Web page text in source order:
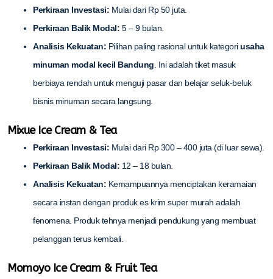
Perkiraan Investasi: Mulai dari Rp 50 juta.
Perkiraan Balik Modal: 5 – 9 bulan.
Analisis Kekuatan: Pilihan paling rasional untuk kategoriusaha
minuman modal kecil Bandung . Ini adalah tiket masuk
berbiaya rendah untuk menguji pasar dan belajar seluk-beluk
bisnis minuman secara langsung.
Mixue Ice Cream & Tea
Perkiraan Investasi: Mulai dari Rp 300 – 400 juta (di luar sewa).
Perkiraan Balik Modal: 12 – 18 bulan.
Analisis Kekuatan: Kemampuannya menciptakan keramaian
secara instan dengan produk es krim super murah adalah
fenomena. Produk tehnya menjadi pendukung yang membuat
pelanggan terus kembali.
Momoyo Ice Cream & Fruit Tea